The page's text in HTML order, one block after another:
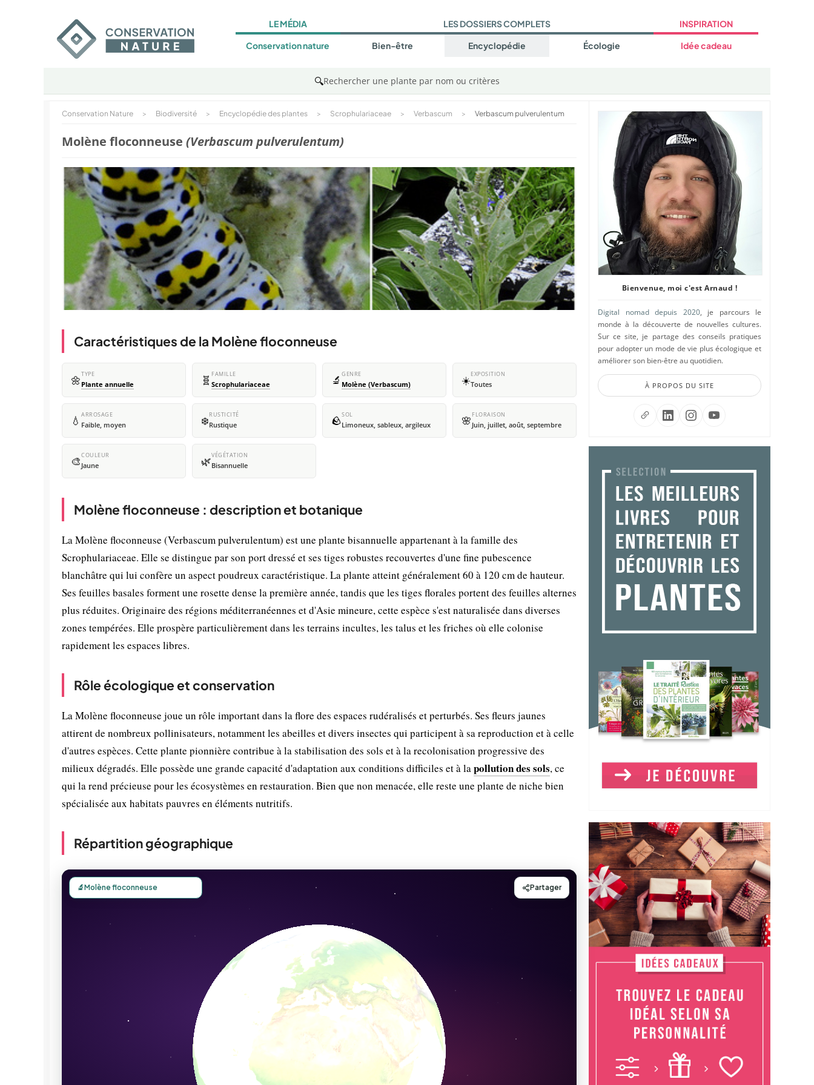
LE MÉDIA
Conservation nature
LES DOSSIERS COMPLETS
Bien-être Encyclopédie Écologie
INSPIRATION
Idée cadeau
🔍Rechercher une plante par nom ou critères
Conservation Nature > Biodiversité > Encyclopédie des plantes > Scrophulariaceae > Verbascum > Verbascum pulverulentum
Molène floconneuse (Verbascum pulverulentum)
Caractéristiques de la Molène floconneuse
🌼TYPE
Plante annuelle 🧬 FAMILLE
Scrophulariaceae 🔬 GENRE
Molène (Verbascum) ☀️EXPOSITION
Toutes
💧 ARROSAGE
Faible, moyen ❄️RUSTICITÉ
Rustique 🪨SOL
Limoneux, sableux, argileux 🌸 FLORAISON
Juin, juillet, août, septembre
🎨COULEUR
Jaune 🌿VÉGÉTATION
Bisannuelle
Molène floconneuse : description et botanique
La Molène floconneuse (Verbascum pulverulentum) est une plante bisannuelle appartenant à la famille des
Scrophulariaceae. Elle se distingue par son port dressé et ses tiges robustes recouvertes d'une fine pubescence
blanchâtre qui lui confère un aspect poudreux caractéristique. La plante atteint généralement 60 à 120 cm de hauteur.
Ses feuilles basales forment une rosette dense la première année, tandis que les tiges florales portent des feuilles alternes
plus réduites. Originaire des régions méditerranéennes et d'Asie mineure, cette espèce s'est naturalisée dans diverses
zones tempérées. Elle prospère particulièrement dans les terrains incultes, les talus et les friches où elle colonise
rapidement les espaces libres.
Rôle écologique et conservation
La Molène floconneuse joue un rôle important dans la flore des espaces rudéralisés et perturbés. Ses fleurs jaunes
attirent de nombreux pollinisateurs, notamment les abeilles et divers insectes qui participent à sa reproduction et à celle
d'autres espèces. Cette plante pionnière contribue à la stabilisation des sols et à la recolonisation progressive des
milieux dégradés. Elle possède une grande capacité d'adaptation aux conditions difficiles et à lapollution des sols, ce
qui la rend précieuse pour les écosystèmes en restauration. Bien que non menacée, elle reste une plante de niche bien
spécialisée aux habitats pauvres en éléments nutritifs.
Répartition géographique
Bienvenue, moi c'est Arnaud !
Digital nomad depuis 2020, je parcours le
monde à la découverte de nouvelles cultures.
Sur ce site, je partage des conseils pratiques
pour adopter un mode de vie plus écologique et
améliorer son bien-être au quotidien.
À PROPOS DU SITE